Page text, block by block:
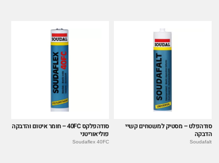
סודהפלט – מסטיק למשטחים קשיי
הדבקה
Soudafalt
סודהפלקס 40FC – חומר איטום והדבקה
פוליאוריטני
Soudaflex 40FC